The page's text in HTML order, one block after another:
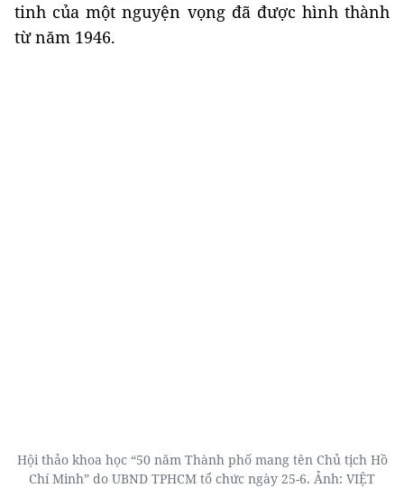
tinh của một nguyện vọng đã được hình thành
từ năm 1946.
Hội thảo khoa học “50 năm Thành phố mang tên Chủ tịch Hồ
Chí Minh” do UBND TPHCM tổ chức ngày 25-6. Ảnh: VIỆT